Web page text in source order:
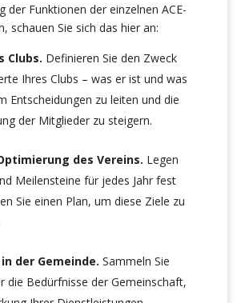
der Funktionen der einzelnen ACE-
schauen Sie sich das hier an:
Clubs. Definieren Sie den Zweck
Ihres Clubs – was er ist und was
Entscheidungen zu leiten und die
der Mitglieder zu steigern.
des Vereins. Legen
Meilensteine für jedes Jahr fest
Sie einen Plan, um diese Ziele zu
der Gemeinde. Sammeln Sie
die Bedürfnisse der Gemeinschaft,